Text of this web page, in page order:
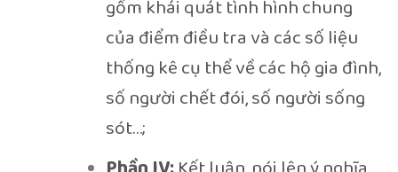
gồm khái quát tình hình chung
của điểm điều tra và các số liệu
thống kê cụ thể về các hộ gia đình,
số người chết đói, số người sống
sót…;